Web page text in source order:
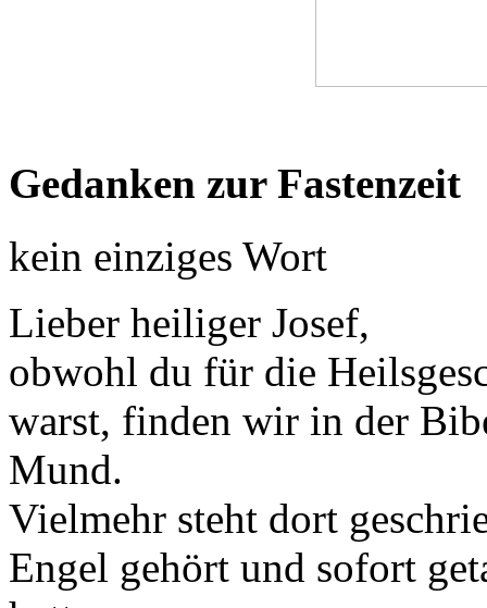
Gedanken zur Fastenzeit
kein einziges Wort
Lieber heiliger Josef,
obwohl du für die
warst, finden wir in der
Mund.
Vielmehr steht dort
Engel gehört und sofort